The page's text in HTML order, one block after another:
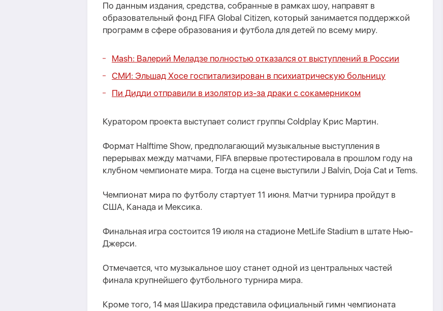
По данным издания, средства, собранные в рамках шоу, направят в
образовательный фонд FIFA Global Citizen, который занимается поддержкой
программ в сфере образования и футбола для детей по всему миру.
Mash: Валерий Меладзе полностью отказался от выступлений в России
СМИ: Эльшад Хосе госпитализирован в психиатрическую больницу
Пи Дидди отправили в изолятор из-за драки с сокамерником
Куратором проекта выступает солист группы Coldplay Крис Мартин.
Формат Halftime Show, предполагающий музыкальные выступления в
перерывах между матчами, FIFA впервые протестировала в прошлом году на
клубном чемпионате мира. Тогда на сцене выступили J Balvin, Doja Cat и Tems.
Чемпионат мира по футболу стартует 11 июня. Матчи турнира пройдут в
США, Канада и Мексика.
Финальная игра состоится 19 июля на стадионе MetLife Stadium в штате Нью-
Джерси.
Отмечается, что музыкальное шоу станет одной из центральных частей
финала крупнейшего футбольного турнира мира.
Кроме того, 14 мая Шакира представила официальный гимн чемпионата